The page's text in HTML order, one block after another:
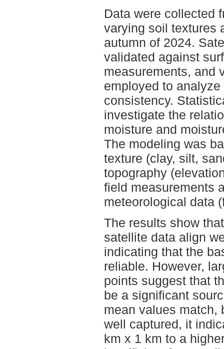
Data were collected
varying soil textures
autumn of 2024.
validated against
measurements, and
employed to
consistency.
investigate the
moisture and
The modeling was
texture (clay, silt,
topography
field measurements
meteorological data
The results show
satellite data align
indicating that the
reliable. However,
points suggest that
be a significant
mean values match,
well captured, it
km x 1 km to a